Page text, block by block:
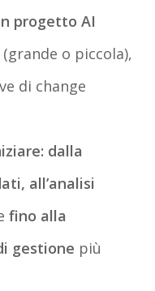
progetto AI
(grande o piccola),
di change
dalla
all’analisi
fino alla
gestione più